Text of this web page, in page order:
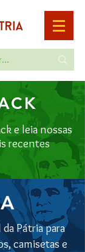
e leia nossas
recentes
Pátria para
camisetas e